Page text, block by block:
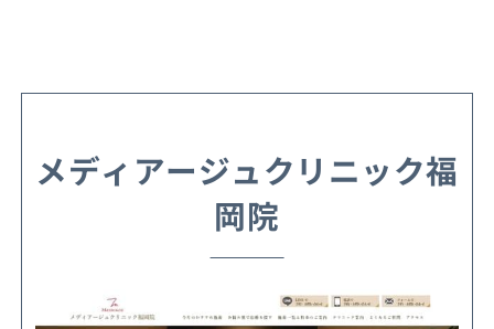
メディアージュクリニック福
岡院